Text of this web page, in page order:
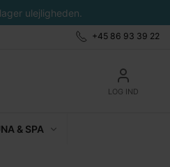
ulejligheden.
+45 86 93 39 22
LOG IND
& SPA